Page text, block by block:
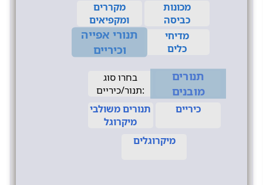
מקררים
ומקפיאים
מכונות
כביסה
תנורי אפייה
וכיריים
מדיחי
כלים
בחרו סוג
תנור/כיריים:
תנורים
מובנים
תנורים משולבי
מיקרוגל
כיריים
מיקרוגלים